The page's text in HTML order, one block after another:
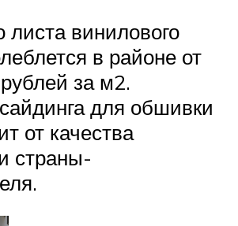
листа винилового
в районе от
за м2.
для обшивки
от качества
страны-